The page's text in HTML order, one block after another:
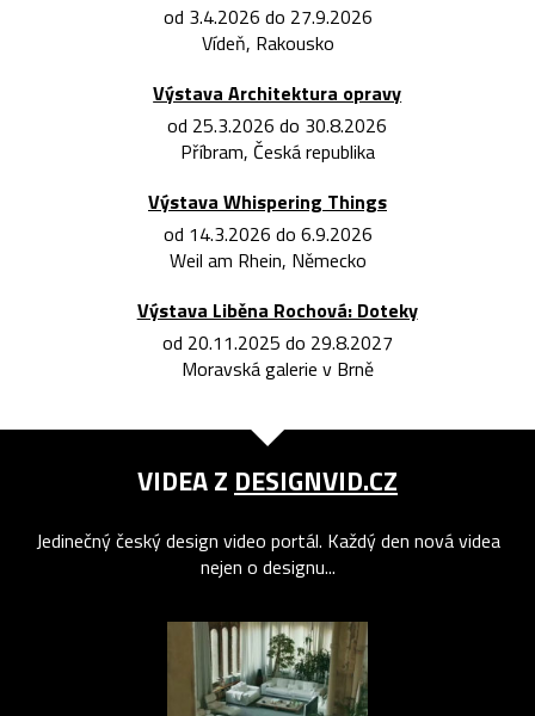
od 3.4.2026 do 27.9.2026
Vídeň, Rakousko
Výstava Architektura opravy
od 25.3.2026 do 30.8.2026
Příbram, Česká republika
Výstava Whispering Things
od 14.3.2026 do 6.9.2026
Weil am Rhein, Německo
Výstava Liběna Rochová: Doteky
od 20.11.2025 do 29.8.2027
Moravská galerie v Brně
VIDEA Z DESIGNVID.CZ
Jedinečný český design video portál. Každý den nová videa
nejen o designu...